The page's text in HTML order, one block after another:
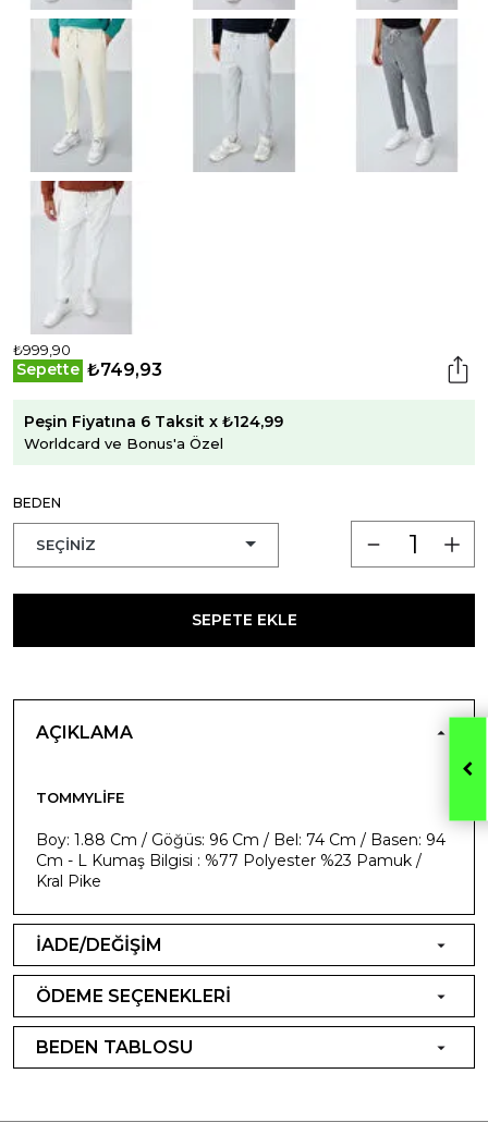
₺999,90
Sepette ₺749,93
Peşin Fiyatına 6 Taksit x ₺124,99
Worldcard ve Bonus'a Özel
BEDEN
SEPETE EKLE
AÇIKLAMA
TOMMYLIFE
Boy: 1.88 Cm / Göğüs: 96 Cm / Bel: 74 Cm / Basen: 94
Cm - L Kumaş Bilgisi : %77 Polyester %23 Pamuk /
Kral Pike
İADE/DEĞİŞİM
ÖDEME SEÇENEKLERİ
BEDEN TABLOSU